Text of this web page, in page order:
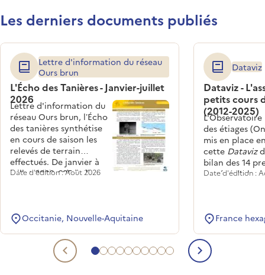
Les derniers documents publiés
Aller au document lié 1
Aller au document lié 2
Aller au document lié 3
Aller au document lié 4
Aller au document lié 5
Aller au document lié 6
Aller au document lié 7
Aller au document lié 8
Aller au document lié 9
Aller au document lié
L'Écho des Tanières - Janvier-juillet
2026
Lettre d'information du réseau
Ours brun
Lettre d'information du
réseau Ours brun, l’Écho
des tanières synthétise
en cours de saison les
relevés de terrain
effectués. De janvier à
juillet 2026, 685 indices
Pyrénées françaises.
Date d'édition : Août 2026
Occitanie, Nouvelle-Aquitaine
Dataviz -
petits cours
(2012-2025)
Dataviz
des étiages
mis en place
cette Dataviz
bilan des 14
années
biodiversité.
Date d'édition :
France
Document lié précédent